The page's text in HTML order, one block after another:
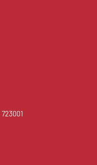
723001